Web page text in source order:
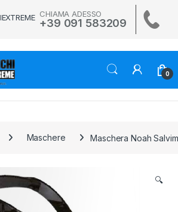
CHIAMA ADESSO
+39 091 583209
0
Maschere Maschera Noah
🔍